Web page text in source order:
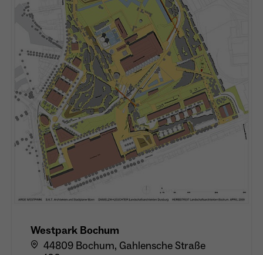
Westpark Bochum
44809 Bochum, Gahlensche Straße